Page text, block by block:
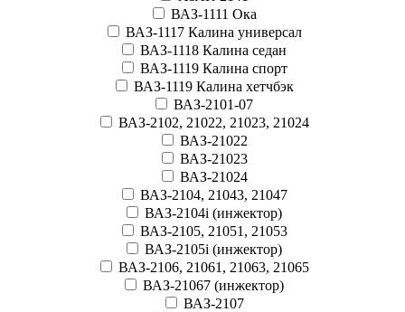
ВАЗ-1111 Ока
ВАЗ-1117 Калина универсал
ВАЗ-1118 Калина седан
ВАЗ-1119 Калина спорт
ВАЗ-1119 Калина хетчбэк
ВАЗ-2101-07
ВАЗ-2102, 21022, 21023, 21024
ВАЗ-21022
ВАЗ-21023
ВАЗ-21024
ВАЗ-2104, 21043, 21047
ВАЗ-2104i (инжектор)
ВАЗ-2105, 21051, 21053
ВАЗ-2105i (инжектор)
ВАЗ-2106, 21061, 21063, 21065
ВАЗ-21067 (инжектор)
ВАЗ-2107